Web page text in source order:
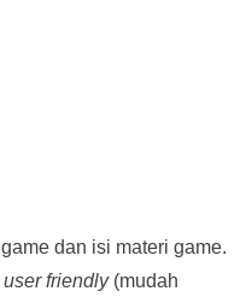
game dan isi materi game.
user friendly(mudah